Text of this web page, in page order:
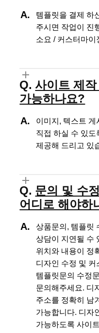
템플릿을 결제 하
주시면 작업이 진
소요 / 커스터마이
사이트 제
가능하나요?
이미지, 텍스트 게
직접 하실 수 있도
제공해 드리고 있
문의 및 수
어디로 해야하
상품문의, 템플릿
상담이 지연될 수
위치와 내용이 정
디자인 수정 및 커
템플릿문의 수정
문의해주세요. 디
주소를 정확히 남
가능합니다. 디자
가능하도록 사이